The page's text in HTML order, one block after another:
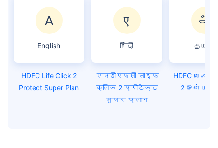
English
HDFC Life Click 2
Protect Super Plan
हिंदी
एचडीएफसी लाइफ
क्लिक 2 प्रोटेक्ट
सुपर प्लान
தமிழ்
HDFC லைஃப்
2 இன்